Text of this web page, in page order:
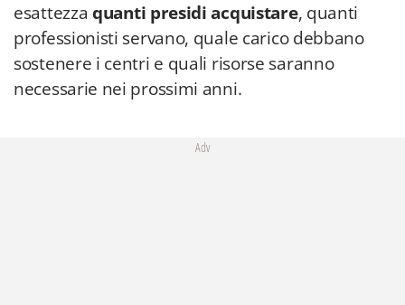
esattezza quanti presidi acquistare, quanti
professionisti servano, quale carico debbano
sostenere i centri e quali risorse saranno
necessarie nei prossimi anni.
Adv